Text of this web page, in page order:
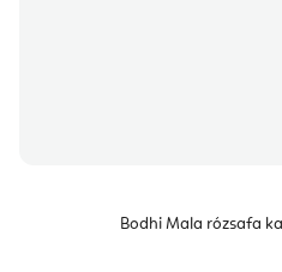
Bodhi Mala rózsafa